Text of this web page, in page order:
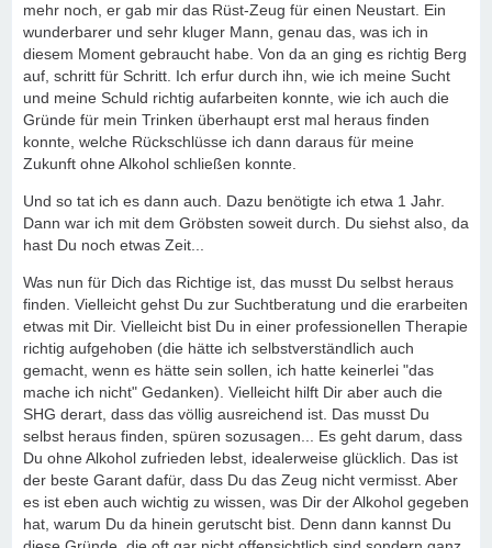
mehr noch, er gab mir das Rüst-Zeug für einen Neustart. Ein
wunderbarer und sehr kluger Mann, genau das, was ich in
diesem Moment gebraucht habe. Von da an ging es richtig Berg
auf, schritt für Schritt. Ich erfur durch ihn, wie ich meine Sucht
und meine Schuld richtig aufarbeiten konnte, wie ich auch die
Gründe für mein Trinken überhaupt erst mal heraus finden
konnte, welche Rückschlüsse ich dann daraus für meine
Zukunft ohne Alkohol schließen konnte.
Und so tat ich es dann auch. Dazu benötigte ich etwa 1 Jahr.
Dann war ich mit dem Gröbsten soweit durch. Du siehst also, da
hast Du noch etwas Zeit...
Was nun für Dich das Richtige ist, das musst Du selbst heraus
finden. Vielleicht gehst Du zur Suchtberatung und die erarbeiten
etwas mit Dir. Vielleicht bist Du in einer professionellen Therapie
richtig aufgehoben (die hätte ich selbstverständlich auch
gemacht, wenn es hätte sein sollen, ich hatte keinerlei "das
mache ich nicht" Gedanken). Vielleicht hilft Dir aber auch die
SHG derart, dass das völlig ausreichend ist. Das musst Du
selbst heraus finden, spüren sozusagen... Es geht darum, dass
Du ohne Alkohol zufrieden lebst, idealerweise glücklich. Das ist
der beste Garant dafür, dass Du das Zeug nicht vermisst. Aber
es ist eben auch wichtig zu wissen, was Dir der Alkohol gegeben
hat, warum Du da hinein gerutscht bist. Denn dann kannst Du